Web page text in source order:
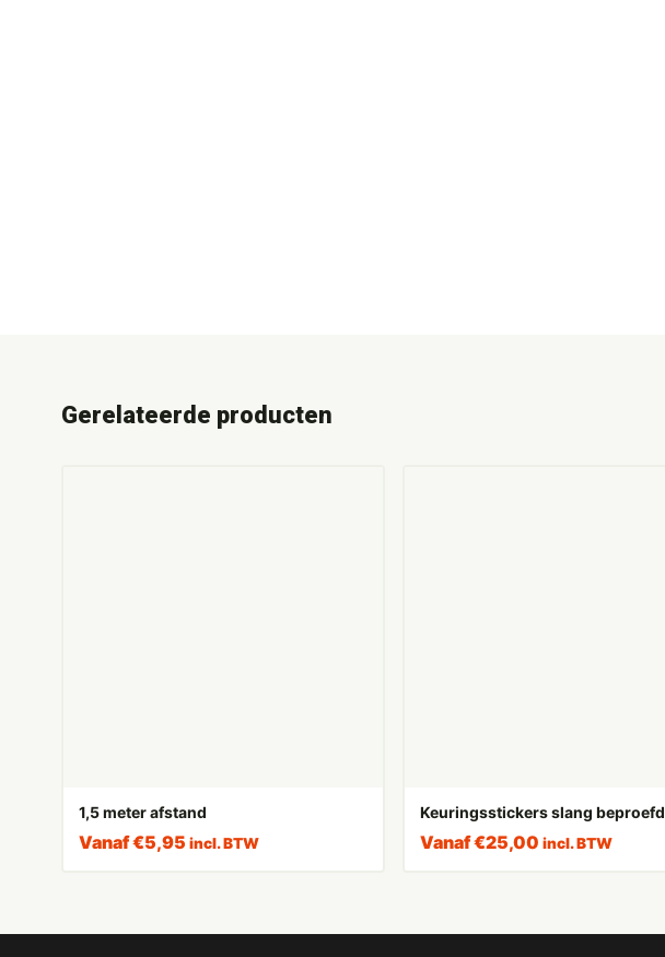
Gerelateerde producten
1,5 meter afstand
Vanaf€5,95 incl. BTW
Keuringsstickers slang beproefd
Vanaf€25,00 incl. BTW